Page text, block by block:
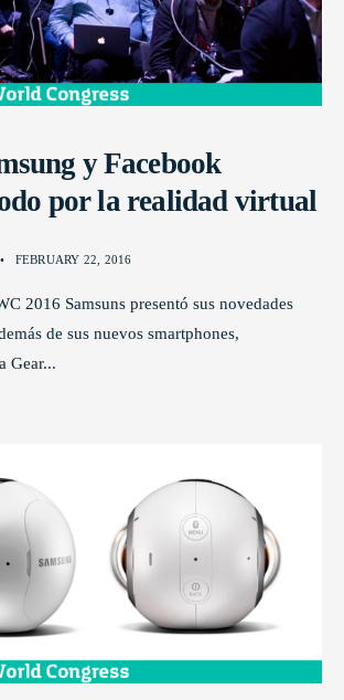
y Facebook
por la realidad virtual
• FEBRUARY 22, 2016
2016 Samsuns presentó sus novedades
de sus nuevos smartphones,
Gear...